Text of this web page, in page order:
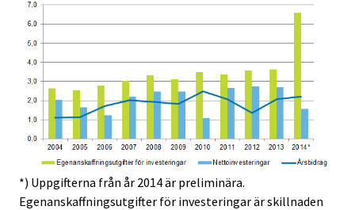
*) Uppgifterna från år 2014 är preliminära.
Egenanskaffningsutgifter för investeringar är skillnaden